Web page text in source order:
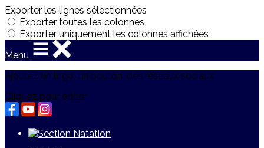
Exporter les lignes sélectionnées
Exporter toutes les colonnes
Exporter uniquement les colonnes affichées
Menu
Ajoutez un logo, un bouton, des réseaux sociaux
Cliquez pour éditer